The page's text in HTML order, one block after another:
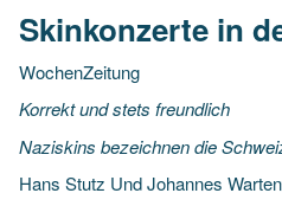
Skinkonzerte in
WochenZeitung
Korrekt und stets freundlich
Naziskins bezeichnen die
Hans Stutz Und Johannes